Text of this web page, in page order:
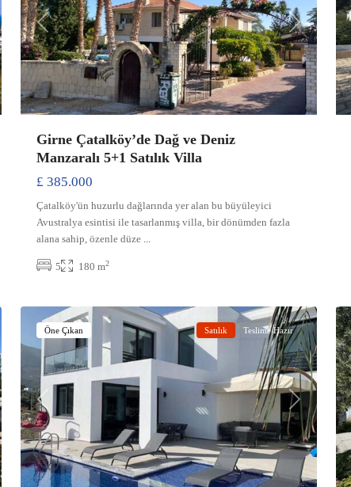
Previous Next
Girne Çatalköy’de Dağ ve Deniz
Manzaralı 5+1 Satılık Villa
£ 385.000
Çatalköy'ün huzurlu dağlarında yer alan bu büyüleyici
Avustralya esintisi ile tasarlanmış villa, bir dönümden fazla
alana sahip, özenle düze ...
5 180 m2
Ozanköy
Previous Next
Öne Çıkan Satılık Teslime Hazır